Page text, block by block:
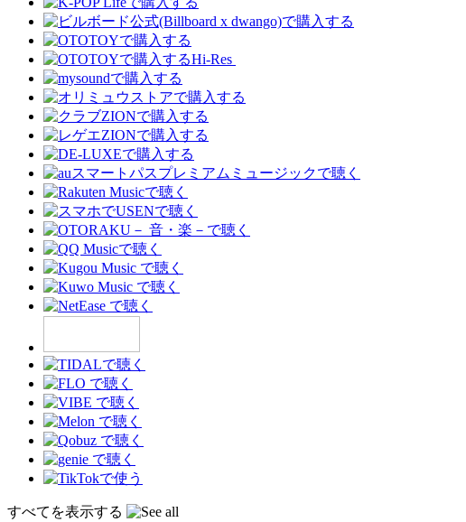
Hi-Res
すべてを表示する